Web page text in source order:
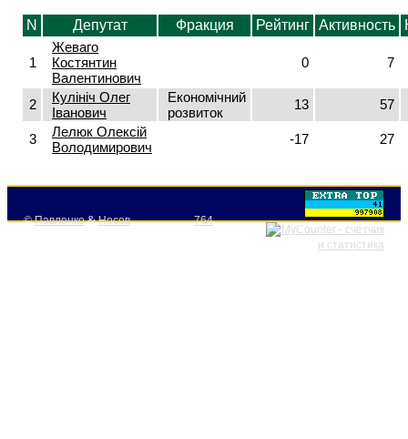
N Депутат Фракция Рейтинг Активность
1
Жеваго
Костянтин
Валентинович
0 7
2
Кулініч Олег
Іванович
Економічний
розвиток
13 57
3
Лелюк Олексій
Володимирович
-17 27
©Павленко&Носов 764